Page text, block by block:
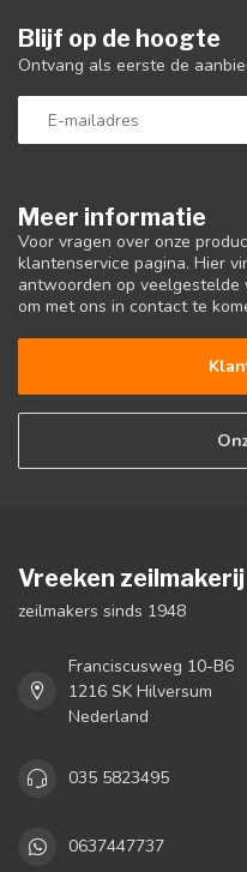
Meer informatie
Voor vragen over onze
klantenservice pagina. Hier
antwoorden op veelgestelde
om met ons in contact te
Blijf op de hoogte
Ontvang als eerste de
Vreeken zeilmakerij
zeilmakers sinds 1948
Franciscusweg 10-B6
1216 SK Hilversum
Nederland
035 5823495
0637447737